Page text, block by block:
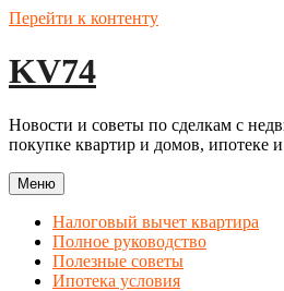
Перейти к контенту
KV74
Новости и советы по сделкам с
покупке квартир и домов, ипотеке
Меню
Налоговый вычет квартира
Полное руководство
Полезные советы
Ипотека условия